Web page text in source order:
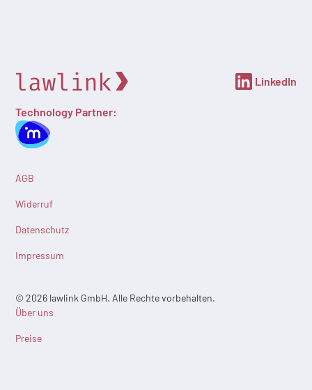
LinkedIn
Technology Partner:
Über uns
Preise
AGB
Widerruf
Datenschutz
Impressum
© 2026 lawlink GmbH. Alle Rechte vorbehalten.